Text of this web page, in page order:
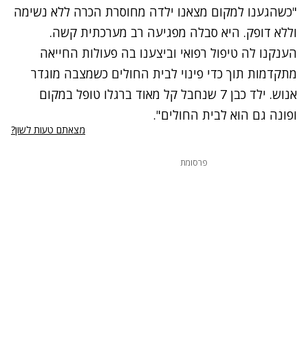
"כשהגענו למקום מצאנו ילדה מחוסרת הכרה ללא נשימה
וללא דופק. היא סבלה מפגיעה רב מערכתית קשה.
הענקנו לה טיפול רפואי וביצענו בה פעולות החייאה
מתקדמות תוך כדי פינוי לבית החולים כשמצבה מוגדר
אנוש. ילד כבן 7 שנחבל קל מאוד ברגלו טופל במקום
ופונה גם הוא לבית החולים".
מצאתם טעות לשון?
פרסומת